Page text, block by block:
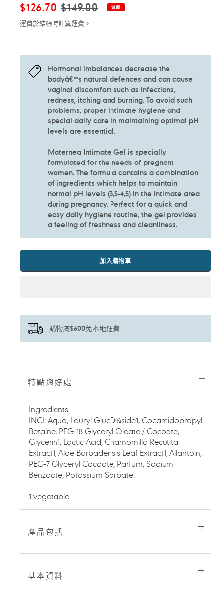
售
價
$126.70 定
價
$149.00 減價
運費於結帳時計算運費 。
Hormonal imbalances decrease the
bodyâ€™s natural defences and can cause
vaginal discomfort such as infections,
redness, itching and burning. To avoid such
problems, proper intimate hygiene and
special daily care in maintaining optimal pH
levels are essential.
Maternea Intimate Gel is specially
formulated for the needs of pregnant
women. The formula contains a combination
of ingredients which helps to maintain
normal pH levels (3,5-4,5) in the intimate area
during pregnancy. Perfect for a quick and
easy daily hygiene routine, the gel provides
a feeling of freshness and cleanliness.
加入購物車
購物滿$600免本地運費
正
特點與好處
Ingredients
INCI: Aqua, Lauryl GlucÐ¾side1, Cocamidopropyl
Betaine, PEG-18 Glyceryl Oleate / Cocoate,
Glycerin1, Lactic Acid, Chamomilla Recutita
Extract1, Aloe Barbadensis Leaf Extract1, Allantoin,
PEG-7 Glyceryl Cocoate, Parfum, Sodium
Benzoate, Potassium Sorbate.
1 vegetable
產品包括
基本資料